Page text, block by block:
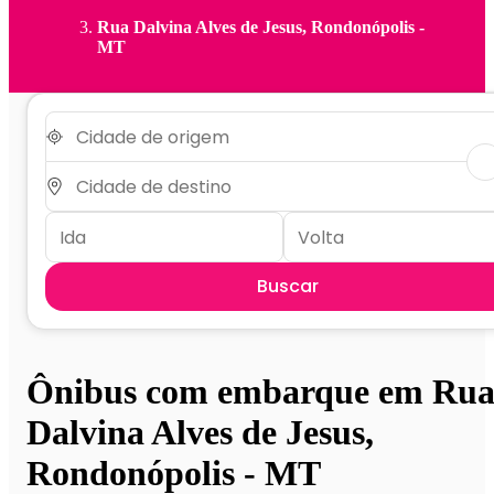
Rua Dalvina Alves de Jesus, Rondonópolis -
MT
Buscar
Ônibus com embarque em Rua
Dalvina Alves de Jesus,
Rondonópolis - MT